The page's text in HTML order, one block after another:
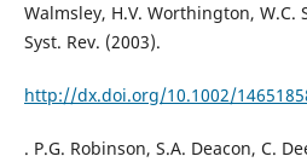
Walmsley, H.V. Worthington, W.C.
Syst. Rev. (2003).
http://dx.doi.org/10.1002/
. P.G. Robinson, S.A. Deacon, C.